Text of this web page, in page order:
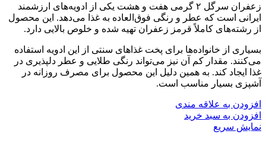
زعفران سرگل ۲ گرمی هفت و هشت یکی از ادویه‌های ارزشمند
ایرانی است که عطر و رنگی فوق‌العاده به غذا می‌دهد. این محصول
از رشته‌های کاملاً قرمز زعفران تهیه شده و خلوص بالایی دارد.
بسیاری از خانواده‌ها برای پخت غذاهای سنتی از این ادویه استفاده
می‌کنند. مقدار کم آن نیز می‌تواند رنگی طلایی و عطر دلپذیری در
غذا ایجاد کند. به همین دلیل این محصول برای مصرف روزانه در
آشپزی بسیار مناسب است.
افزودن به علاقه مندی
افزودن به سبد خرید
نمایش سریع